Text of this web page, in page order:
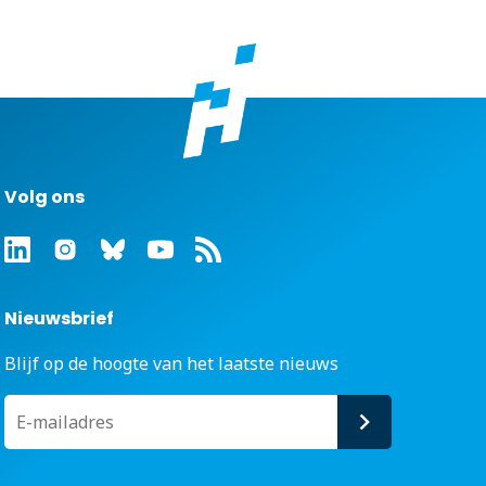
Volg ons
Nieuwsbrief
Blijf op de hoogte van het laatste nieuws